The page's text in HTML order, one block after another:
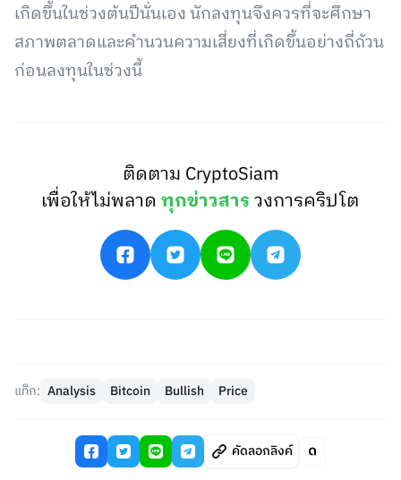
เกิดขึ้นในช่วงต้นปีนั่นเอง นักลงทุนจึงควรที่จะศึกษา
สภาพตลาดและคำนวนความเสี่ยงที่เกิดขึ้นอย่างถี่ถ้วน
ก่อนลงทุนในช่วงนี้
ติดตาม CryptoSiam
เพื่อให้ไม่พลาดทุกข่าวสารวงการคริปโต
แท็ก: Analysis Bitcoin Bullish Price
คัดลอกลิงค์